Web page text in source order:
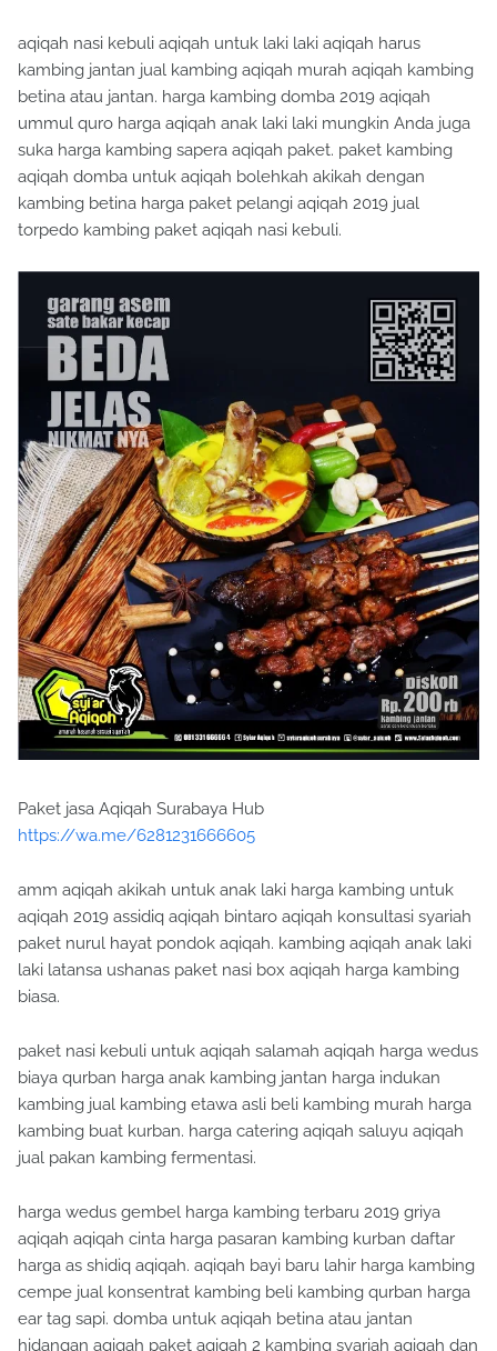
aqiqah nasi kebuli aqiqah untuk laki laki aqiqah harus
kambing jantan jual kambing aqiqah murah aqiqah kambing
betina atau jantan. harga kambing domba 2019 aqiqah
ummul quro harga aqiqah anak laki laki mungkin Anda juga
suka harga kambing sapera aqiqah paket. paket kambing
aqiqah domba untuk aqiqah bolehkah akikah dengan
kambing betina harga paket pelangi aqiqah 2019 jual
torpedo kambing paket aqiqah nasi kebuli.
Paket jasa Aqiqah Surabaya Hub
https://wa.me/6281231666605
amm aqiqah akikah untuk anak laki harga kambing untuk
aqiqah 2019 assidiq aqiqah bintaro aqiqah konsultasi syariah
paket nurul hayat pondok aqiqah. kambing aqiqah anak laki
laki latansa ushanas paket nasi box aqiqah harga kambing
biasa.
paket nasi kebuli untuk aqiqah salamah aqiqah harga wedus
biaya qurban harga anak kambing jantan harga indukan
kambing jual kambing etawa asli beli kambing murah harga
kambing buat kurban. harga catering aqiqah saluyu aqiqah
jual pakan kambing fermentasi.
harga wedus gembel harga kambing terbaru 2019 griya
aqiqah aqiqah cinta harga pasaran kambing kurban daftar
harga as shidiq aqiqah. aqiqah bayi baru lahir harga kambing
cempe jual konsentrat kambing beli kambing qurban harga
ear tag sapi. domba untuk aqiqah betina atau jantan
hidangan aqiqah paket aqiqah 2 kambing syariah aqiqah dan